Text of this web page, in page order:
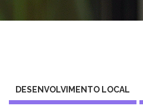
DESENVOLVIMENTO LOCAL